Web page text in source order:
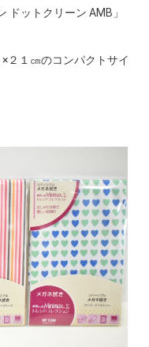
ドットクリーン AMB」
２１㎝のコンパクトサイ